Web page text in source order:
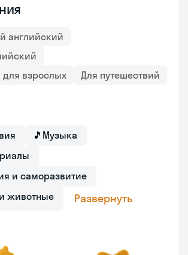
английский
для взрослых
Для путешествий
🎵 Музыка
и саморазвитие
животные Развернуть